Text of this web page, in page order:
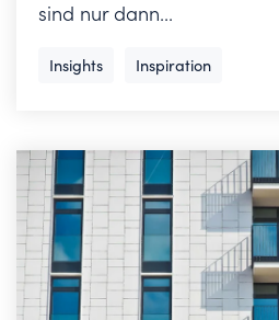
sind nur dann...
Insights Inspiration